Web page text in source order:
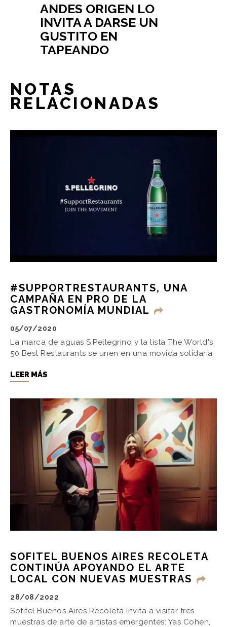
ANDES ORIGEN LO
INVITA A DARSE UN
GUSTITO EN
TAPEANDO
NOTAS
RELACIONADAS
#SUPPORTRESTAURANTS, UNA
CAMPAÑA EN PRO DE LA
GASTRONOMÍA MUNDIAL
05/07/2020
La marca de aguas S.Pellegrino y la lista The World's
50 Best Restaurants se unen en una movida solidaria
LEER MÁS
SOFITEL BUENOS AIRES RECOLETA
CONTINÚA APOYANDO EL ARTE
LOCAL CON NUEVAS MUESTRAS
28/08/2022
Sofitel Buenos Aires Recoleta invita a visitar tres
muestras de arte de artistas emergentes: Yas Cohen,